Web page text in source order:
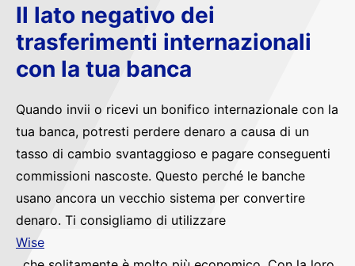
Il lato negativo dei
trasferimenti internazionali
con la tua banca
Quando invii o ricevi un bonifico internazionale con la
tua banca, potresti perdere denaro a causa di un
tasso di cambio svantaggioso e pagare conseguenti
commissioni nascoste. Questo perché le banche
usano ancora un vecchio sistema per convertire
denaro. Ti consigliamo di utilizzare
Wise